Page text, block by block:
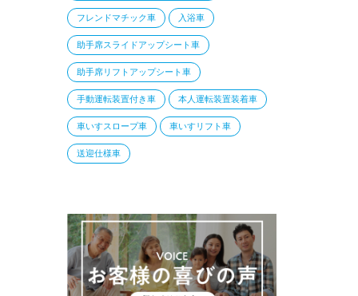
フレンドマチック車 入浴車
助手席スライドアップシート車
助手席リフトアップシート車
手動運転装置付き車 本人運転装置装着車
車いすスロープ車 車いすリフト車
送迎仕様車